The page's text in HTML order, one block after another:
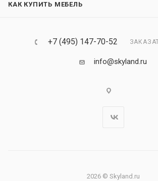
КАК КУПИТЬ МЕБЕЛЬ
+7 (495) 147-70-52
info@skyland.ru
2026 © Skyland.ru